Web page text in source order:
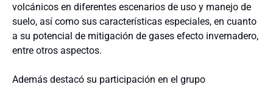
volcánicos en diferentes escenarios de uso y manejo de
suelo, así como sus características especiales, en cuanto
a su potencial de mitigación de gases efecto invernadero,
entre otros aspectos.
Además destacó su participación en el grupo